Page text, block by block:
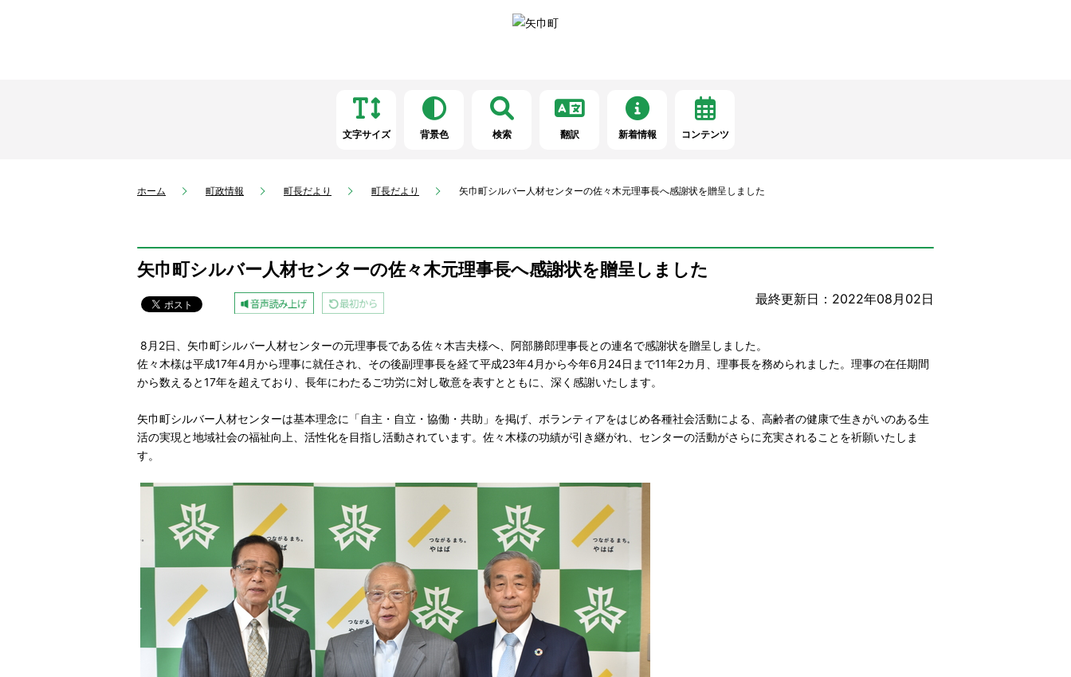
文字サイズ 背景色 検索 翻訳 新着情報 コンテンツ
ホーム 町政情報 町長だより 町長だより 矢巾町シルバー人材センターの佐々木元理事長へ感謝状を贈呈しました
矢巾町シルバー人材センターの佐々木元理事長へ感謝状を贈呈しました
最終更新日：2022年08月02日
8月2日、矢巾町シルバー人材センターの元理事長である佐々木吉夫様へ、阿部勝郎理事長との連名で感謝状を贈呈しました。
佐々木様は平成17年4月から理事に就任され、その後副理事長を経て平成23年4月から今年6月24日まで11年2カ月、理事長を務められました。理事の在任期間
から数えると17年を超えており、長年にわたるご功労に対し敬意を表すとともに、深く感謝いたします。
矢巾町シルバー人材センターは基本理念に「自主・自立・協働・共助」を掲げ、ボランティアをはじめ各種社会活動による、高齢者の健康で生きがいのある生
活の実現と地域社会の福祉向上、活性化を目指し活動されています。佐々木様の功績が引き継がれ、センターの活動がさらに充実されることを祈願いたしま
す。